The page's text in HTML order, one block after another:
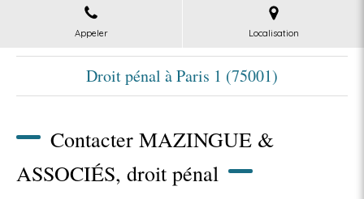
Appeler Localisation
Droit pénal à Paris 1 (75001)
Contacter MAZINGUE &
ASSOCIÉS, droit pénal